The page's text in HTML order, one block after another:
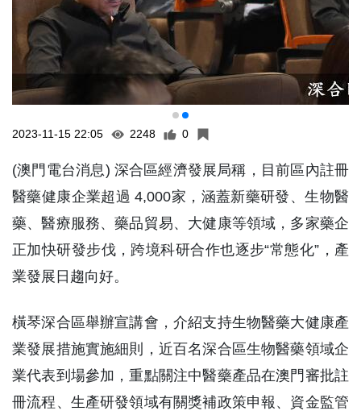
2023-11-15 22:05 2248 0
(澳門電台消息) 深合區經濟發展局稱，目前區內註冊
醫藥健康企業超過 4,000家，涵蓋新藥研發、生物醫
藥、醫療服務、藥品貿易、大健康等領域，多家藥企
正加快研發步伐，跨境科研合作也逐步“常態化”，產
業發展日趨向好。
橫琴深合區舉辦宣講會，介紹支持生物醫藥大健康產
業發展措施實施細則，近百名深合區生物醫藥領域企
業代表到場參加，重點關注中醫藥產品在澳門審批註
冊流程、生產研發領域有關獎補政策申報、資金監管